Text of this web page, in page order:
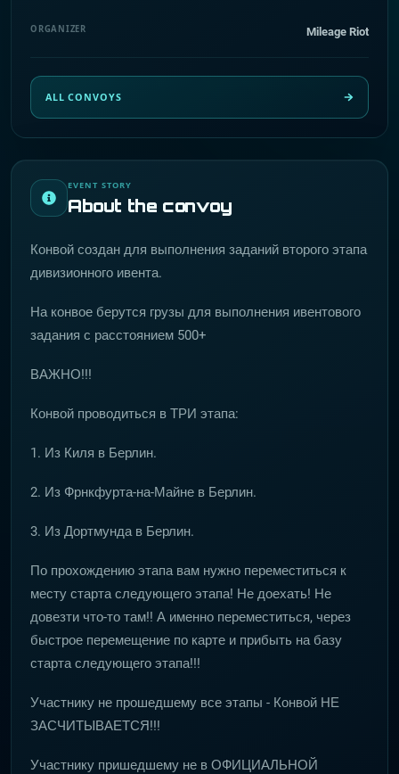
EVENT STORY
About the convoy
Конвой создан для выполнения заданий второго этапа
дивизионного ивента.
На конвое берутся грузы для выполнения ивентового
задания с расстоянием 500+
ВАЖНО!!!
Конвой проводиться в ТРИ этапа:
1. Из Киля в Берлин.
2. Из Фрнкфурта-на-Майне в Берлин.
3. Из Дортмунда в Берлин.
По прохождению этапа вам нужно переместиться к
месту старта следующего этапа! Не доехать! Не
довезти что-то там!! А именно переместиться, через
быстрое перемещение по карте и прибыть на базу
старта следующего этапа!!!
Участнику не прошедшему все этапы - Конвой НЕ
ЗАСЧИТЫВАЕТСЯ!!!
Участнику пришедшему не в ОФИЦИАЛЬНОЙ
ORGANIZER Mileage Riot
ALL CONVOYS